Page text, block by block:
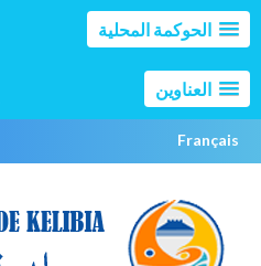
الحوكمة المحلية
العناوين
Français